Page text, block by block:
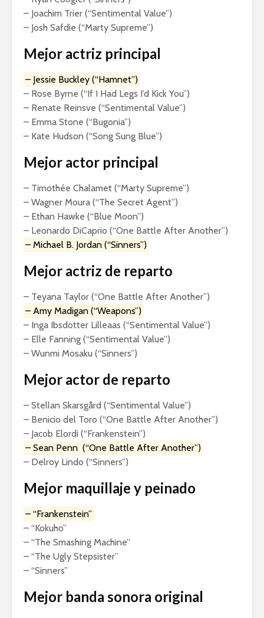
– Joachim Trier (“Sentimental Value”)
– Josh Safdie (“Marty Supreme”)
Mejor actriz principal
– Jessie Buckley (“Hamnet”)
– Rose Byrne (“If I Had Legs I’d Kick You”)
– Renate Reinsve (“Sentimental Value”)
– Emma Stone (“Bugonia”)
– Kate Hudson (“‎Song Sung Blue”)
Mejor actor principal
– Timothée Chalamet (“Marty Supreme”)
– Wagner Moura (“The Secret Agent”)
– Ethan Hawke (“Blue Moon”)
– Leonardo DiCaprio (“One Battle After Another”)
– Michael B. Jordan (“Sinners”)
Mejor actriz de reparto
– Teyana Taylor (“One Battle After Another”)
– Amy Madigan (“Weapons”)
– Inga Ibsdotter Lilleaas (“Sentimental Value”)
– Elle Fanning (“Sentimental Value”)
– Wunmi Mosaku (“Sinners”)
Mejor actor de reparto
– Stellan Skarsgård (“Sentimental Value”)
– Benicio del Toro (“One Battle After Another”)
– Jacob Elordi (“Frankenstein”)
– Sean Penn (“One Battle After Another”)
– Delroy Lindo (“Sinners”)
Mejor maquillaje y peinado
– “Frankenstein”
– “Kokuho”
– “The Smashing Machine”
– “The Ugly Stepsister”
– “Sinners”
Mejor banda sonora original